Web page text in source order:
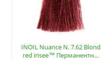
INOIL Nuance N. 7.62 Blond
red irisee™ Перманентн…